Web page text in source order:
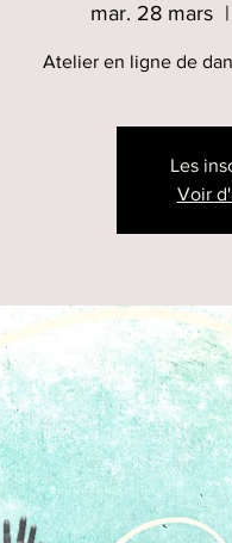
mar. 28 mars
  |
Atelier en ligne de
Les
Voir